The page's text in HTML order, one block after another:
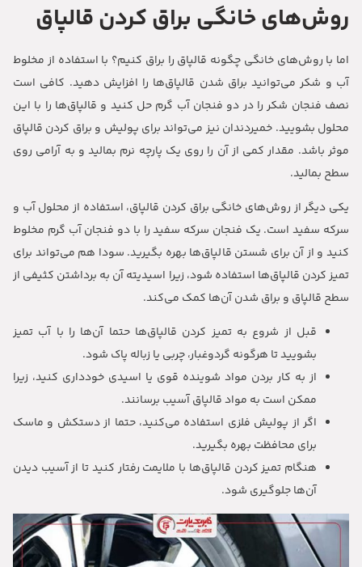
روش‌های خانگی براق کردن قالپاق
اما با روش‌های خانگی چگونه قالپاق را براق کنیم؟ با استفاده از مخلوط
آب و شکر می‌توانید براق شدن قالپاق‌ها را افزایش دهید. کافی است
نصف فنجان شکر را در دو فنجان آب گرم حل کنید و قالپاق‌ها را با این
محلول بشویید. خمیردندان نیز می‌تواند برای پولیش و براق کردن قالپاق
موثر باشد. مقدار کمی از آن را روی یک پارچه نرم بمالید و به آرامی روی
سطح بمالید.
یکی دیگر از روش‌های خانگی براق کردن قالپاق، استفاده از محلول آب و
سرکه سفید است. یک فنجان سرکه سفید را با دو فنجان آب گرم مخلوط
کنید و از آن برای شستن قالپاق‌ها بهره بگیرید. سودا هم می‌تواند برای
تمیز کردن قالپاق‌ها استفاده شود، زیرا اسیدیته آن به برداشتن کثیفی از
سطح قالپاق و براق شدن آن‌ها کمک می‌کند.
قبل از شروع به تمیز کردن قالپاق‌ها حتما آن‌ها را با آب تمیز
بشویید تا هرگونه گردوغبار، چربی یا زباله پاک شود.
از به کار بردن مواد شوینده قوی یا اسیدی خودداری کنید، زیرا
ممکن است به مواد قالپاق آسیب برسانند.
اگر از پولیش فلزی استفاده می‌کنید، حتما از دستکش و ماسک
برای محافظت بهره بگیرید.
هنگام تمیز کردن قالپاق‌ها با ملایمت رفتار کنید تا از آسیب دیدن
آن‌ها جلوگیری شود.